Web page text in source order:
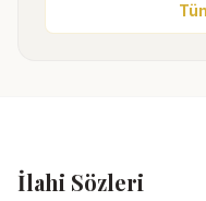
İlahi Sözleri